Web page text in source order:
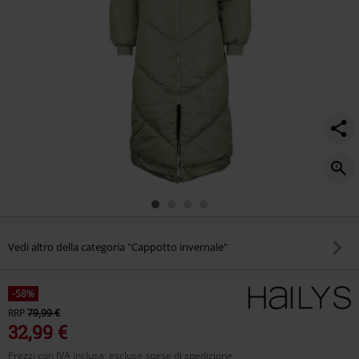
Vedi altro della categoria "Cappotto invernale"
-58%
RRP79,99 €
32,99 €
Prezzi con IVA inclusa, escluse spese di spedizione